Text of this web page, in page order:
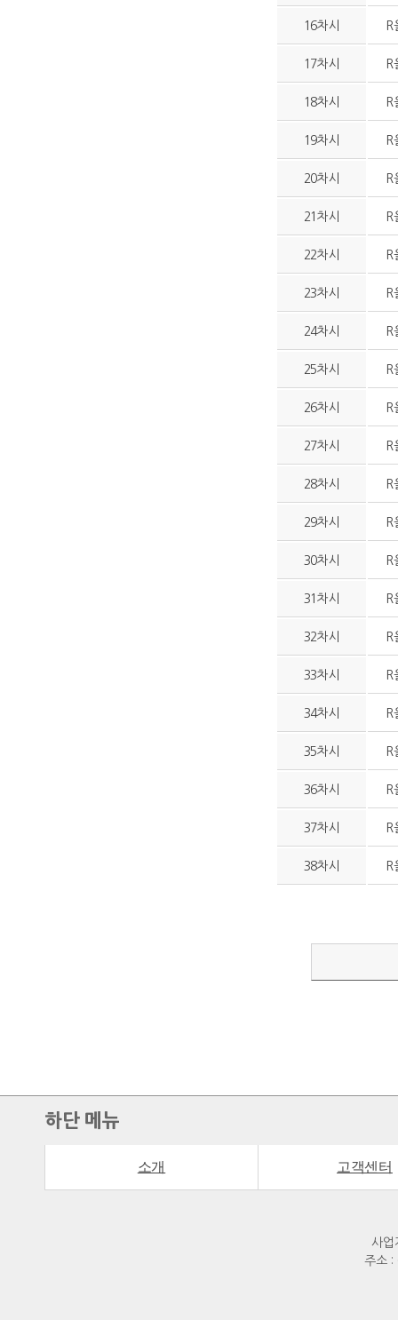
16차시
17차시
18차시
19차시
20차시
21차시
22차시
23차시
24차시
25차시
26차시
27차시
28차시
29차시
30차시
31차시
32차시
33차시
34차시
35차시
36차시
37차시
38차시
하단 메뉴
소개 고객센터
사업
주소 :